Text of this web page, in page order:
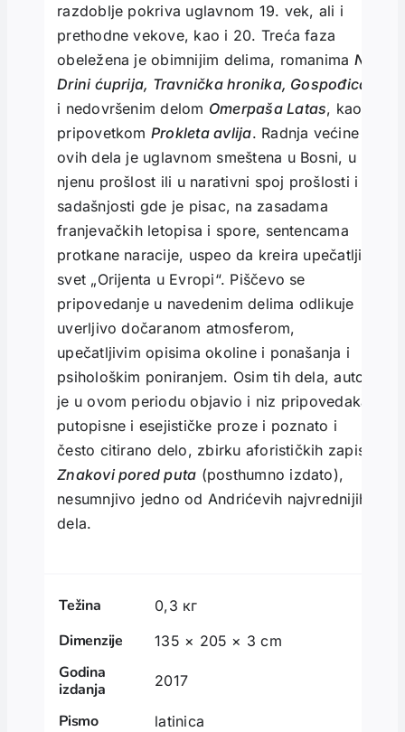
razdoblje pokriva uglavnom 19. vek, ali i
prethodne vekove, kao i 20. Treća faza
obeležena je obimnijim delima, romanima Na
Drini ćuprija, Travnička hronika, Gospođica
i nedovršenim delom Omerpaša Latas, kao i
pripovetkom Prokleta avlija. Radnja većine
ovih dela je uglavnom smeštena u Bosni, u
njenu prošlost ili u narativni spoj prošlosti i
sadašnjosti gde je pisac, na zasadama
franjevačkih letopisa i spore, sentencama
protkane naracije, uspeo da kreira upečatljiv
svet „Orijenta u Evropi“. Piščevo se
pripovedanje u navedenim delima odlikuje
uverljivo dočaranom atmosferom,
upečatljivim opisima okoline i ponašanja i
psihološkim poniranjem. Osim tih dela, autor
je u ovom periodu objavio i niz pripovedaka,
putopisne i esejističke proze i poznato i
često citirano delo, zbirku aforističkih zapisa
Znakovi pored puta (posthumno izdato),
nesumnjivo jedno od Andrićevih najvrednijih
dela.
Težina 0,3 кг
Dimenzije 135 × 205 × 3 cm
Godina
izdanja
2017
Pismo latinica